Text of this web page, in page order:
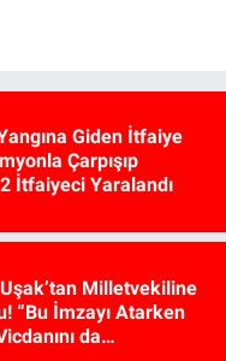
Giden İtfaiye
Çarpışıp
İtfaiyeci Yaralandı
Milletvekiline
“Bu İmzayı Atarken
da